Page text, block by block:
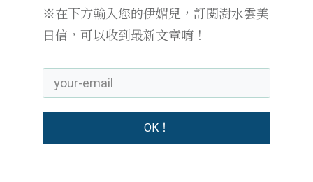
※在下方輸入您的伊媚兒，訂閱澍水雲美
日信，可以收到最新文章唷！
OK！